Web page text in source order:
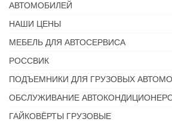
АВТОМОБИЛЕЙ
НАШИ ЦЕНЫ
МЕБЕЛЬ ДЛЯ АВТОСЕРВИСА
РОССВИК
ПОДЪЕМНИКИ ДЛЯ ГРУЗОВЫХ
ОБСЛУЖИВАНИЕ
ГАЙКОВЁРТЫ ГРУЗОВЫЕ